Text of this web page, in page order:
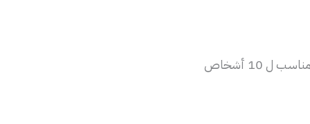
10 أشخاص